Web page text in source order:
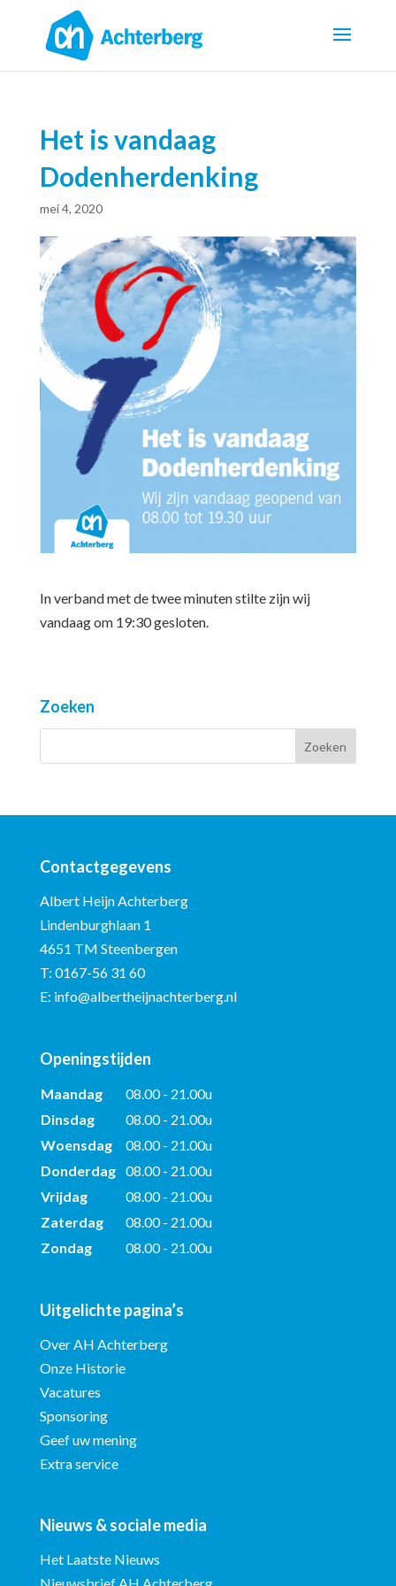
Het is vandaag
Dodenherdenking
mei 4, 2020
In verband met de twee minuten stilte zijn wij
vandaag om 19:30 gesloten.
Zoeken
Contactgegevens
Albert Heijn Achterberg
Lindenburghlaan 1
4651 TM Steenbergen
T: 0167-56 31 60
E: info@albertheijnachterberg.nl
Openingstijden
Maandag
08.00 - 21.00u
Dinsdag
08.00 - 21.00u
Woensdag
08.00 - 21.00u
Donderdag 08.00 - 21.00u
Vrijdag
08.00 - 21.00u
Zaterdag
08.00 - 21.00u
Zondag
08.00 - 21.00u
Uitgelichte pagina’s
Over AH Achterberg
Onze Historie
Vacatures
Sponsoring
Geef uw mening
Extra service
Nieuws & sociale media
Het Laatste Nieuws